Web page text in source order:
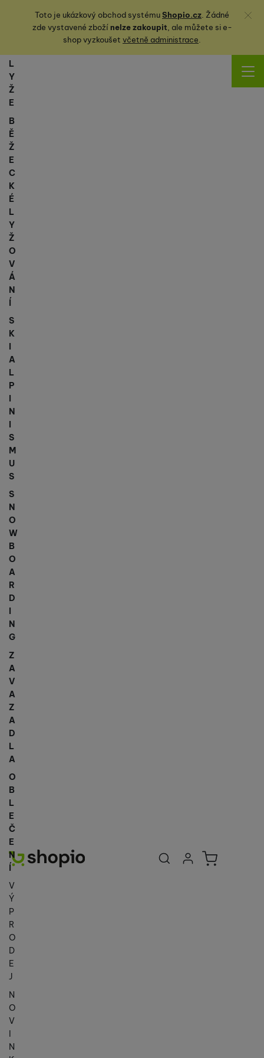
Toto je ukázkový obchod systémuShopio.cz. Žádné
zde vystavené zbožínelze zakoupit, ale můžete sie-
shop vyzkoušet včetně administrace.
Zavřít
Uživatelská
Přihlásit se
Košík
L
Y
Ž
E
B
Ě
Ž
E
C
K
É
L
Y
Ž
O
V
Á
N
Í
S
K
I
A
L
P
I
N
I
S
M
U
S
S
N
O
W
B
O
A
R
D
N
G
Z
A
V
A
Z
A
D
L
A
O
B
L
E
Č
E
N
Í
V
Ý
P
R
O
D
E
J
N
O
V
I
N